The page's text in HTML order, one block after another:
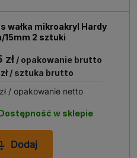
wałka mikroakryl Hardy
15mm 2 sztuki
zł / opakowanie brutto
/ sztuka brutto
/ opakowanie netto
w sklepie
Dodaj